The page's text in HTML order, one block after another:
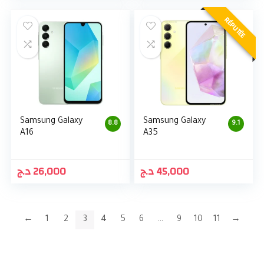
8.8
Samsung Galaxy
A16
26,000د.ج
RÉPUTÉE
9.1
Samsung Galaxy
A35
45,000د.ج
← 1 2 3 4 5 6 … 9 10 11 →